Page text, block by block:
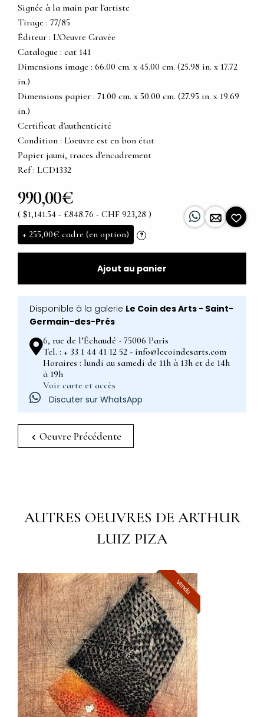
Signée à la main par l'artiste
Tirage : 77/85
Éditeur : L'Oeuvre Gravée
Catalogue : cat 141
Dimensions image : 66.00 cm. x 45.00 cm. (25.98 in. x 17.72
in.)
Dimensions papier : 71.00 cm. x 50.00 cm. (27.95 in. x 19.69
in.)
Certificat d'authenticité
Condition : L'oeuvre est en bon état
Papier jauni, traces d'encadrement
Ref : LCD1332
990,00€
( $1,141.54 - £848.76 - CHF 923,28 )
+ 255,00€ cadre (en option) ?
Ajout au panier
Disponible à la galerie Le Coin des Arts - Saint-
Germain-des-Prés
6, rue de l’Échaudé - 75006 Paris
Tel. : + 33 1 44 41 12 52 - info@lecoindesarts.com
Horaires : lundi au samedi de 11h à 13h et de 14h
à 19h
Voir carte et accès
Discuter sur WhatsApp
Oeuvre Précédente
AUTRES OEUVRES DE ARTHUR
LUIZ PIZA
Vendu